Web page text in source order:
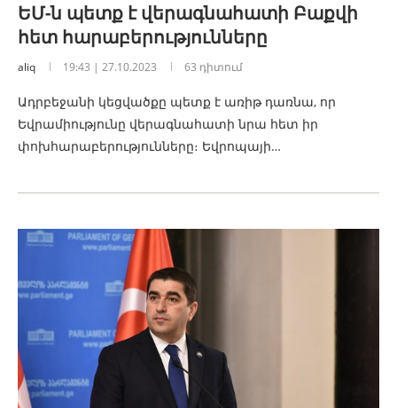
ԵՄ-ն պետք է վերագնահատի Բաքվի
հետ հարաբերությունները
aliq 19:43 | 27.10.2023 63 դիտում
Ադրբեջանի կեցվածքը պետք է առիթ դառնա, որ
Եվրամիությունը վերագնահատի նրա հետ իր
փոխհարաբերությունները։ Եվրոպայի…